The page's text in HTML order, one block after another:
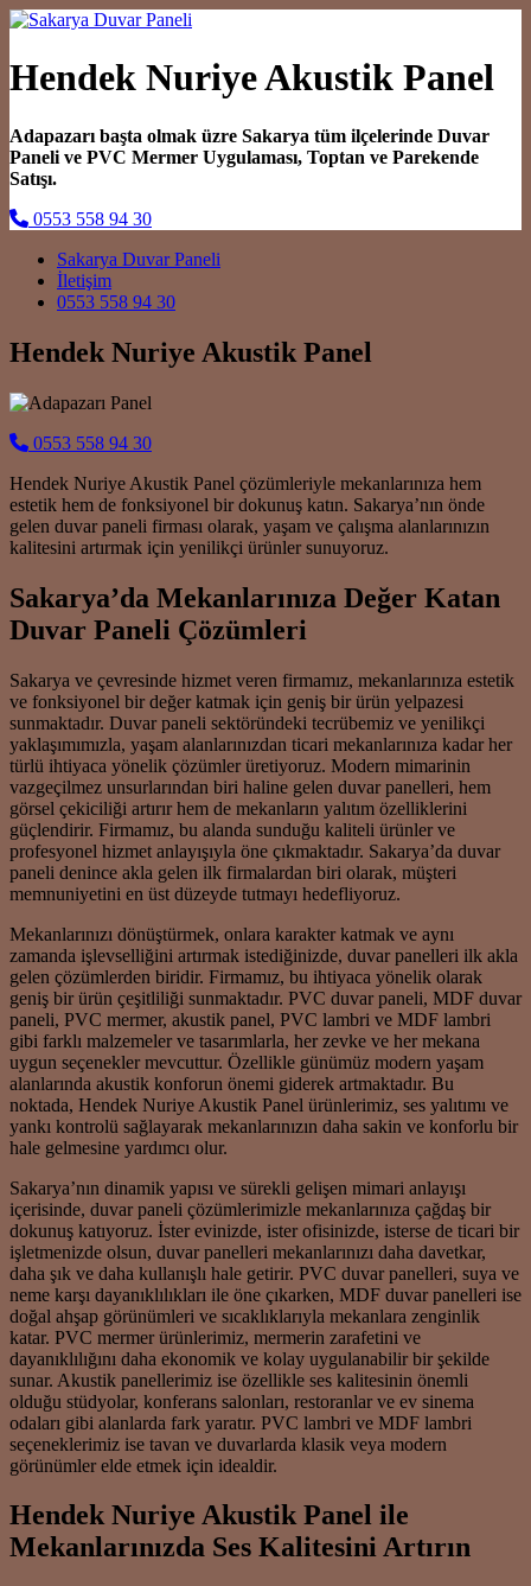
Hendek Nuriye Akustik Panel
Adapazarı başta olmak üzre Sakarya tüm ilçelerinde Duvar
Paneli ve PVC Mermer Uygulaması, Toptan ve Parekende
Satışı.
0553 558 94 30
Main Navigation
Sakarya Duvar Paneli
İletişim
0553 558 94 30
Hendek Nuriye Akustik Panel
0553 558 94 30
Hendek Nuriye Akustik Panel çözümleriyle mekanlarınıza hem
estetik hem de fonksiyonel bir dokunuş katın. Sakarya’nın önde
gelen duvar paneli firması olarak, yaşam ve çalışma alanlarınızın
kalitesini artırmak için yenilikçi ürünler sunuyoruz.
Sakarya’da Mekanlarınıza Değer Katan
Duvar Paneli Çözümleri
Sakarya ve çevresinde hizmet veren firmamız, mekanlarınıza estetik
ve fonksiyonel bir değer katmak için geniş bir ürün yelpazesi
sunmaktadır. Duvar paneli sektöründeki tecrübemiz ve yenilikçi
yaklaşımımızla, yaşam alanlarınızdan ticari mekanlarınıza kadar her
türlü ihtiyaca yönelik çözümler üretiyoruz. Modern mimarinin
vazgeçilmez unsurlarından biri haline gelen duvar panelleri, hem
görsel çekiciliği artırır hem de mekanların yalıtım özelliklerini
güçlendirir. Firmamız, bu alanda sunduğu kaliteli ürünler ve
profesyonel hizmet anlayışıyla öne çıkmaktadır. Sakarya’da duvar
paneli denince akla gelen ilk firmalardan biri olarak, müşteri
memnuniyetini en üst düzeyde tutmayı hedefliyoruz.
Mekanlarınızı dönüştürmek, onlara karakter katmak ve aynı
zamanda işlevselliğini artırmak istediğinizde, duvar panelleri ilk akla
gelen çözümlerden biridir. Firmamız, bu ihtiyaca yönelik olarak
geniş bir ürün çeşitliliği sunmaktadır. PVC duvar paneli, MDF duvar
paneli, PVC mermer, akustik panel, PVC lambri ve MDF lambri
gibi farklı malzemeler ve tasarımlarla, her zevke ve her mekana
uygun seçenekler mevcuttur. Özellikle günümüz modern yaşam
alanlarında akustik konforun önemi giderek artmaktadır. Bu
noktada, Hendek Nuriye Akustik Panel ürünlerimiz, ses yalıtımı ve
yankı kontrolü sağlayarak mekanlarınızın daha sakin ve konforlu bir
hale gelmesine yardımcı olur.
Sakarya’nın dinamik yapısı ve sürekli gelişen mimari anlayışı
içerisinde, duvar paneli çözümlerimizle mekanlarınıza çağdaş bir
dokunuş katıyoruz. İster evinizde, ister ofisinizde, isterse de ticari bir
işletmenizde olsun, duvar panelleri mekanlarınızı daha davetkar,
daha şık ve daha kullanışlı hale getirir. PVC duvar panelleri, suya ve
neme karşı dayanıklılıkları ile öne çıkarken, MDF duvar panelleri ise
doğal ahşap görünümleri ve sıcaklıklarıyla mekanlara zenginlik
katar. PVC mermer ürünlerimiz, mermerin zarafetini ve
dayanıklılığını daha ekonomik ve kolay uygulanabilir bir şekilde
sunar. Akustik panellerimiz ise özellikle ses kalitesinin önemli
olduğu stüdyolar, konferans salonları, restoranlar ve ev sinema
odaları gibi alanlarda fark yaratır. PVC lambri ve MDF lambri
seçeneklerimiz ise tavan ve duvarlarda klasik veya modern
görünümler elde etmek için idealdir.
Hendek Nuriye Akustik Panel ile
Mekanlarınızda Ses Kalitesini Artırın